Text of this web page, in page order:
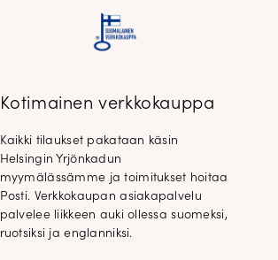
Kotimainen verkkokauppa
Kaikki tilaukset pakataan käsin
Helsingin Yrjönkadun
myymälässämme ja toimitukset hoitaa
Posti. Verkkokaupan asiakapalvelu
palvelee liikkeen auki ollessa suomeksi,
ruotsiksi ja englanniksi.